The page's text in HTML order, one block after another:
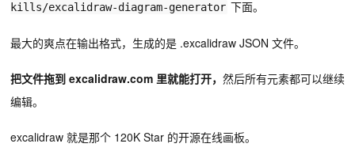
kills/excalidraw-diagram-generator 下面。
最大的爽点在输出格式，生成的是 .excalidraw JSON 文件。
把文件拖到 excalidraw.com 里就能打开， 然后所有元素都可以继续
编辑。
excalidraw 就是那个 120K Star 的开源在线画板。